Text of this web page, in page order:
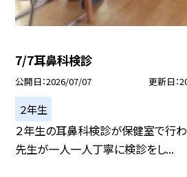
7/7耳鼻科検診
公開日 2026/07/07 更新日
２年生
２年生の耳鼻科検診が保健室で行
先生が一人一人丁寧に検診をし...